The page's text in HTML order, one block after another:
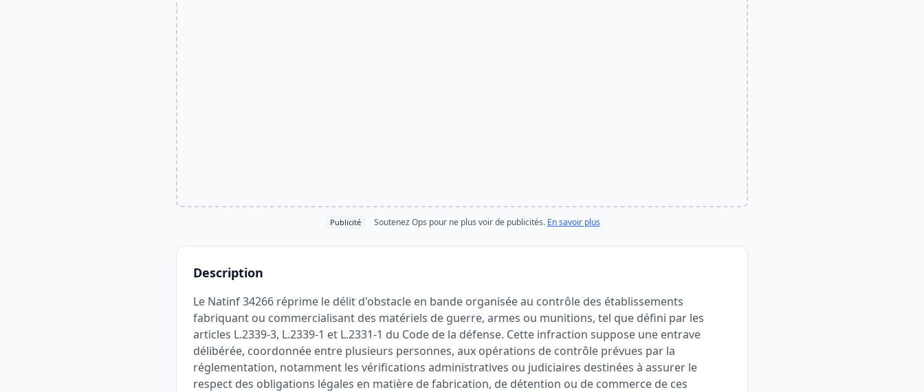
Publicité Soutenez Ops pour ne plus voir de publicités. En savoir plus
Description
Le Natinf 34266 réprime le délit d'obstacle en bande organisée au contrôle des établissements
fabriquant ou commercialisant des matériels de guerre, armes ou munitions, tel que défini par les
articles L.2339-3, L.2339-1 et L.2331-1 du Code de la défense. Cette infraction suppose une entrave
délibérée, coordonnée entre plusieurs personnes, aux opérations de contrôle prévues par la
réglementation, notamment les vérifications administratives ou judiciaires destinées à assurer le
respect des obligations légales en matière de fabrication, de détention ou de commerce de ces